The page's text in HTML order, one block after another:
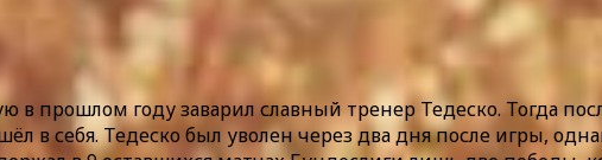
прошлом году заварил славный тренер Тедеско. Тогда
в себя. Тедеско был уволен через два дня после игры,